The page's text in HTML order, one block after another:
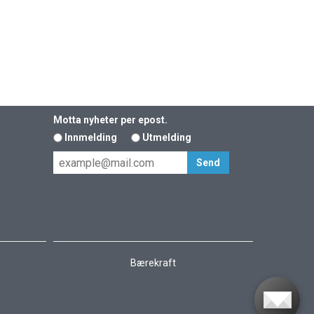
Motta nyheter per epost.
Innmelding
Utmelding
Bærekraft